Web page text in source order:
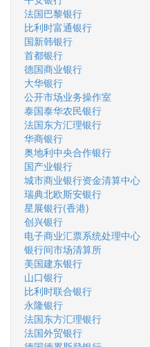
法国巴黎银行
比利时富通银行
国新韩银行
首都银行
德国商业银行
大华银行
公开市场业务操作室
泰国泰华农民银行
法国东方汇理银行
华商银行
奥地利中央合作银行
国产业银行
城市商业银行资金清算中心
瑞典北欧斯安银行
星展银行(香港)
创兴银行
电子商业汇票系统处理中心
银行间市场清算所
美国建东银行
山口银行
比利时联合银行
永隆银行
法国东方汇理银行
法国外贸银行